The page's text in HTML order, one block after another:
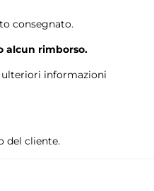
consegnato.
alcun rimborso.
ulteriori informazioni
del cliente.